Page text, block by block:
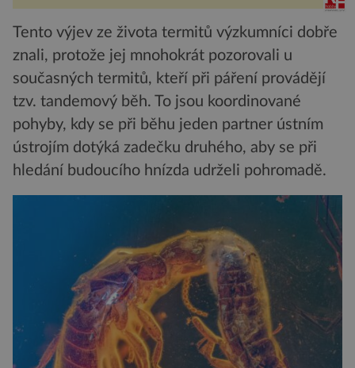
Tento výjev ze života termitů výzkumníci dobře
znali, protože jej mnohokrát pozorovali u
současných termitů, kteří při páření provádějí
tzv. tandemový běh. To jsou koordinované
pohyby, kdy se při běhu jeden partner ústním
ústrojím dotýká zadečku druhého, aby se při
hledání budoucího hnízda udrželi pohromadě.